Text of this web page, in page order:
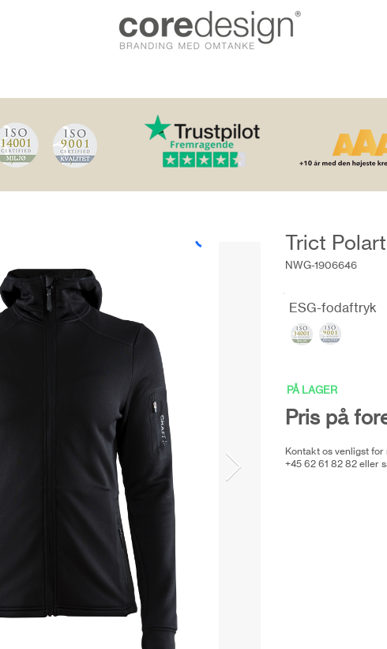
Trict
NWG-1906646
ESG-fodaftryk
PÅ LAGER
Pris på
Kontakt os venligst
+45 62 61 82 82 eller